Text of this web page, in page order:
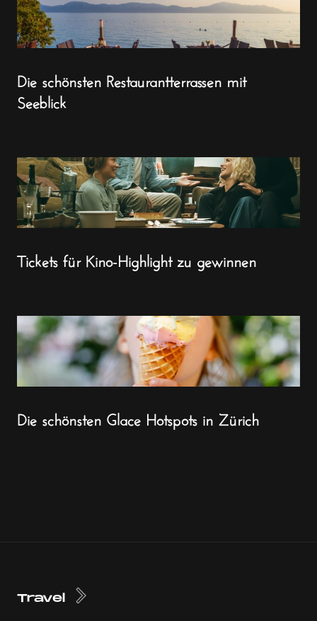
Die schönsten Restaurantterrassen mit
Seeblick
Tickets für Kino-Highlight zu gewinnen
Die schönsten Glace Hotspots in Zürich
Travel